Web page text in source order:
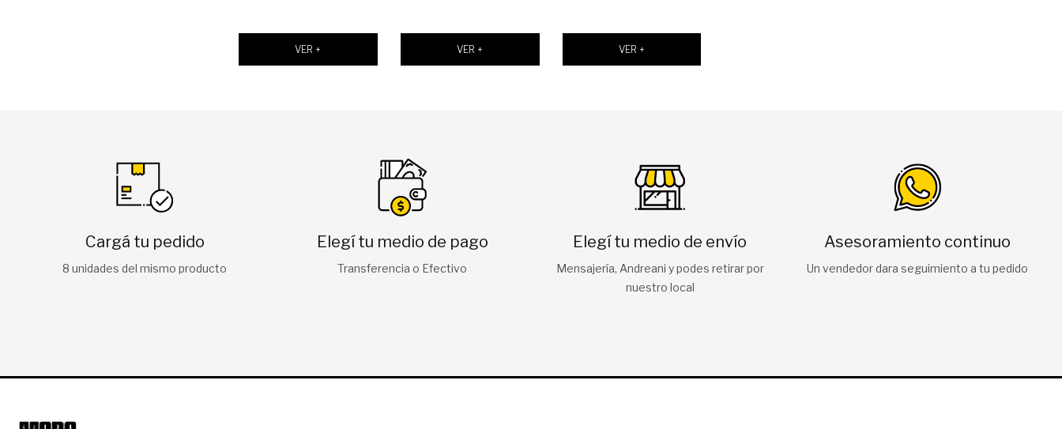
VER + VER + VER +
Cargá tu pedido
8 unidades del mismo producto
Elegí tu medio de pago
Transferencia o Efectivo
Elegí tu medio de envío
Mensajería, Andreani y podes retirar por
nuestro local
Asesoramiento continuo
Un vendedor dara seguimiento a tu pedido